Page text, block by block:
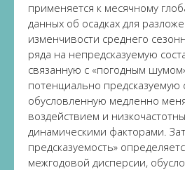
применяется к месячному
данных об осадках для
изменчивости среднего
ряда на непредсказуемую
связанную с «погодным
потенциально
обусловленную медленно
воздействием и
динамическими факторами.
предсказуемость»
межгодовой дисперсии,